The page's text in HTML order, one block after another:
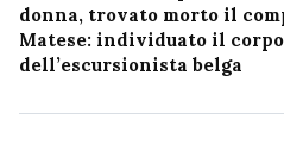
donna, trovato morto il
Matese: individuato il
dell’escursionista belga